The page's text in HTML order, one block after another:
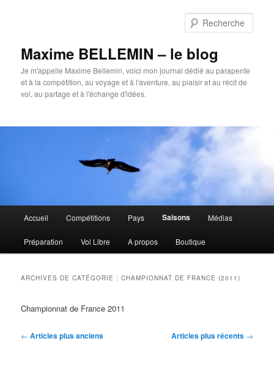
Maxime BELLEMIN – le blog
Je m'appelle Maxime Bellemin, voici mon journal dédié au parapente
et à la compétition, au voyage et à l'aventure, au plaisir et au récit de
vol, au partage et à l'échange d'idées.
principal
Accueil Compétitions Pays Saisons Médias
Préparation Vol Libre A propos Boutique
ARCHIVES DE CATÉGORIE :CHAMPIONNAT DE FRANCE (2011)
Championnat de France 2011
Navigation
← Articles plus anciens Articles plus récents →